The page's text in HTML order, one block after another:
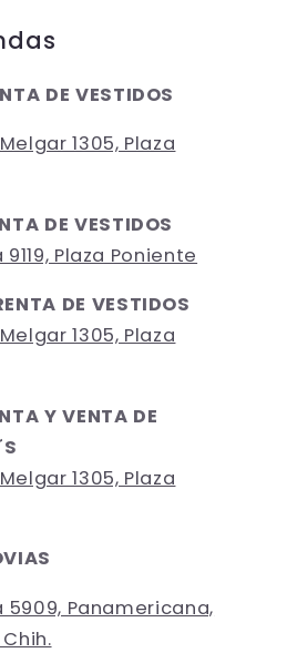
DE VESTIDOS
1305, Plaza
DE VESTIDOS
Plaza Poniente
DE VESTIDOS
1305, Plaza
Y VENTA DE
1305, Plaza
5909, Panamericana,